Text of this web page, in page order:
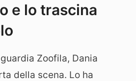
e lo trascina
Zoofila, Dania
della scena. Lo ha